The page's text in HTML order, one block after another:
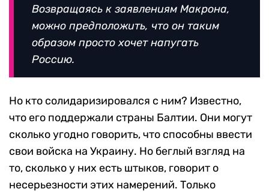
Возвращаясь к заявлениям Макрона,
можно предположить, что он таким
образом просто хочет напугать
Россию.
Но кто солидаризировался с ним? Известно,
что его поддержали страны Балтии. Они могут
сколько угодно говорить, что способны ввести
свои войска на Украину. Но беглый взгляд на
то, сколько у них есть штыков, говорит о
несерьезности этих намерений. Только